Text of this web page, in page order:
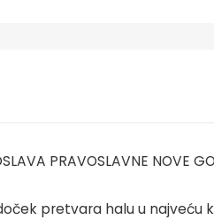
PRAVOSLAVNE NOVE
pretvara halu u najveću